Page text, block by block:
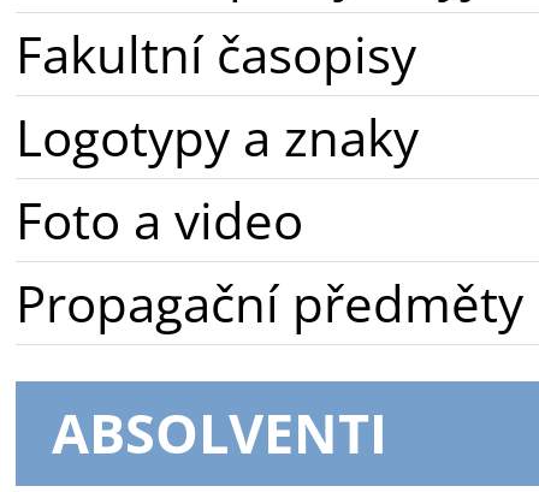
Fakultní časopisy
Logotypy a znaky
Foto a video
Propagační předměty
ABSOLVENTI